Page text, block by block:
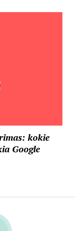
kokie
Google